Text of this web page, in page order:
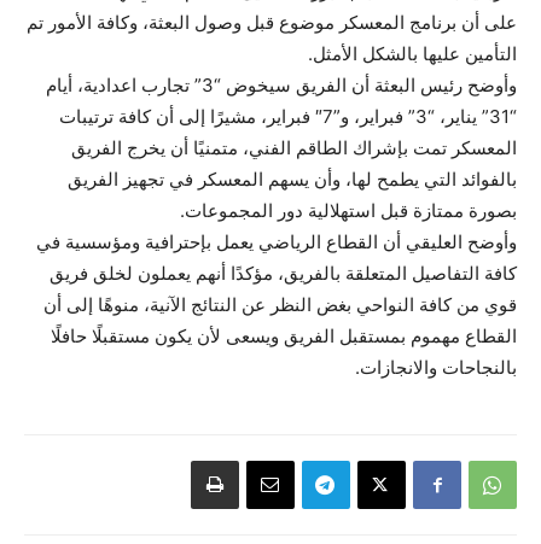
على أن برنامج المعسكر موضوع قبل وصول البعثة، وكافة الأمور تم
التأمين عليها بالشكل الأمثل.
وأوضح رئيس البعثة أن الفريق سيخوض “3” تجارب اعدادية، أيام
“31” يناير، “3” فبراير، و”7″ فبراير، مشيرًا إلى أن كافة ترتيبات
المعسكر تمت بإشراك الطاقم الفني، متمنيًا أن يخرج الفريق
بالفوائد التي يطمح لها، وأن يسهم المعسكر في تجهيز الفريق
بصورة ممتازة قبل استهلالية دور المجموعات.
وأوضح العليقي أن القطاع الرياضي يعمل بإحترافية ومؤسسية في
كافة التفاصيل المتعلقة بالفريق، مؤكدًا أنهم يعملون لخلق فريق
قوي من كافة النواحي بغض النظر عن النتائج الآنية، منوهًا إلى أن
القطاع مهموم بمستقبل الفريق ويسعى لأن يكون مستقبلًا حافلًا
بالنجاحات والانجازات.